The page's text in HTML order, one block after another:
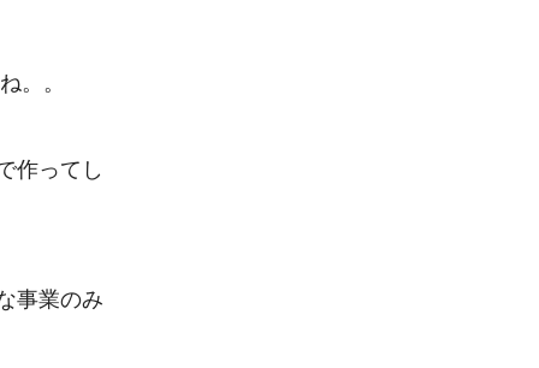
。。
作ってし
事業のみ